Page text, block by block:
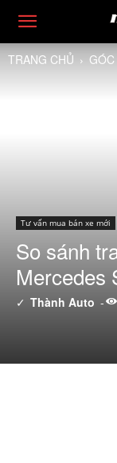
TRANG CHỦ
Tư vấn mua bán xe mới
So sánh
Mercedes
✓ Thành Auto -